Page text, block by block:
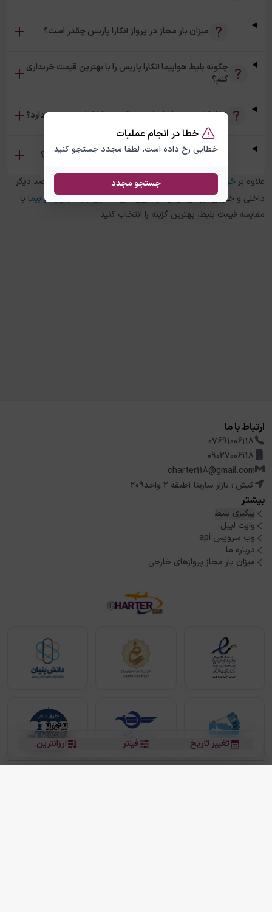
خطا در انجام عملیات
خطایی رخ داده است. لطفا مجدد جستجو کنید
جستجو مجدد
ارزانترین فیلتر تغییر تاریخ
میزان بار مجاز در پرواز آنکارا پاریس چقدر است؟
چگونه بلیط هواپیما آنکارا پاریس را با بهترین قیمت خریداری
کنم؟
آیا امکان خرید بلیط رفت و برگشت آنکارا پاریس وجود دارد؟
تفاوت بلیط چارتر و سیستمی آنکارا پاریس چیست؟
علاوه بر خرید بلیط هواپیما آنکارابهپاریس
، در چارتر 118 برای مقاصد دیگر
داخلی و خارجی نیز می توانید از طریقخرید آنلاین بلیط چارتر هواپیما با
مقایسه قیمت بلیط، بهترین گزینه را انتخاب کنید .
ارتباط با ما
07691006118
09027006118
charter118@gmail.com
کیش : بازار سارینا 1طبقه 2 واحد209
بیشتر
پیگیری بلیط
وایت لیبل
وب سرویس api
درباره ما
میزان بار مجاز پروازهای خارجی